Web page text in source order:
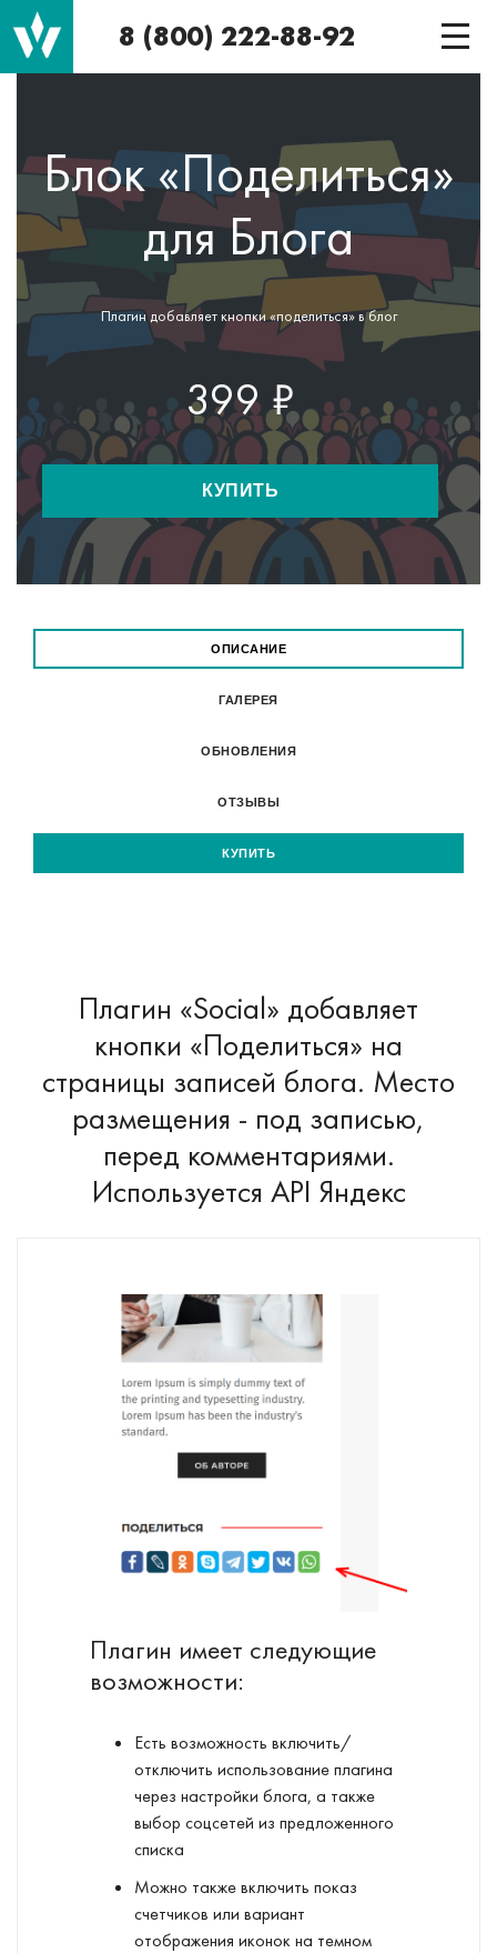
8 (800) 222-88-92
Блок «Поделиться»
для Блога
Плагин добавляет кнопки «поделиться» в блог
399 ₽
КУПИТЬ
ОПИСАНИЕ
ГАЛЕРЕЯ
ОБНОВЛЕНИЯ
ОТЗЫВЫ
КУПИТЬ
Плагин «Social» добавляет
кнопки «Поделиться» на
страницы записей блога. Место
размещения - под записью,
перед комментариями.
Используется API Яндекс
Плагин имеет следующие
возможности:
Есть возможность включить/
отключить использование плагина
через настройки блога, а также
выбор соцсетей из предложенного
списка
Можно также включить показ
счетчиков или вариант
отображения иконок на темном